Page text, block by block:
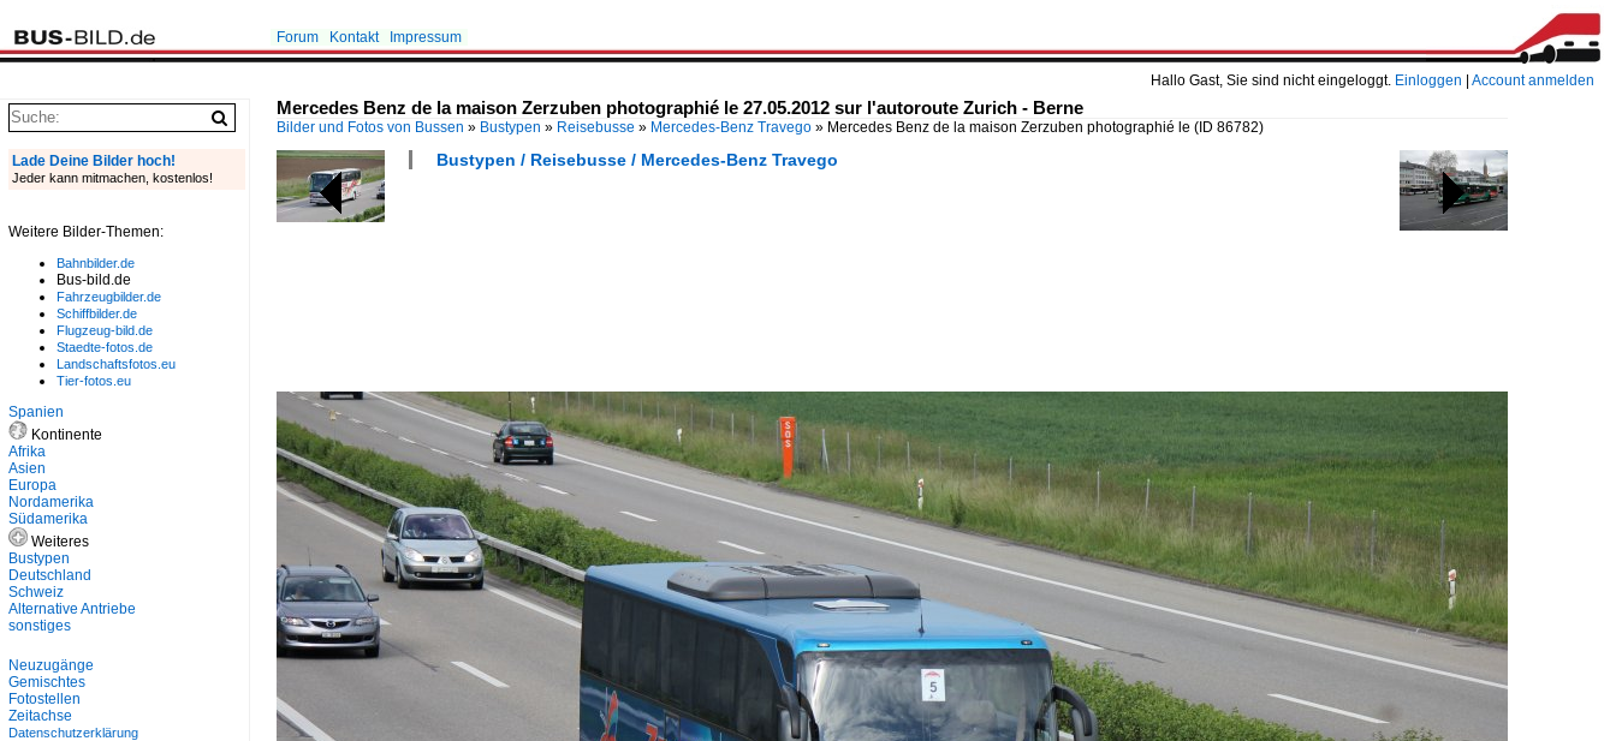
Hallo Gast, Sie sind nicht eingeloggt. Einloggen Account anmelden
Forum Kontakt Impressum
Mercedes Benz de la maison Zerzuben photographié le 27.05.2012 sur l'autoroute Zurich - Berne
Bilder und Fotos von Bussen » Bustypen » Reisebusse » Mercedes-Benz Travego » Mercedes Benz de la maison Zerzuben photographié le (ID 86782)
Bustypen / Reisebusse / Mercedes-Benz Travego
Lade Deine Bilder hoch!
Jeder kann mitmachen, kostenlos!
Weitere Bilder-Themen:
Bahnbilder.de
Bus-bild.de
Fahrzeugbilder.de
Schiffbilder.de
Flugzeug-bild.de
Staedte-fotos.de
Landschaftsfotos.eu
Tier-fotos.eu
Spanien
Kontinente
Afrika
Asien
Europa
Nordamerika
Südamerika
Weiteres
Bustypen
Deutschland
Schweiz
Alternative Antriebe
sonstiges
Neuzugänge
Gemischtes
Fotostellen
Zeitachse
Datenschutzerklärung